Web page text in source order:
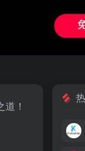
！